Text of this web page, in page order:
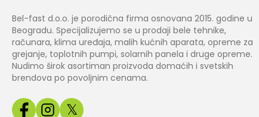
Bel-fast d.o.o. je porodična firma osnovana 2015. godine u
Beogradu. Specijalizujemo se u prodaji bele tehnike,
računara, klima uređaja, malih kućnih aparata, opreme za
grejanje, toplotnih pumpi, solarnih panela i druge opreme.
Nudimo širok asortiman proizvoda domaćih i svetskih
brendova po povoljnim cenama.
𝕏